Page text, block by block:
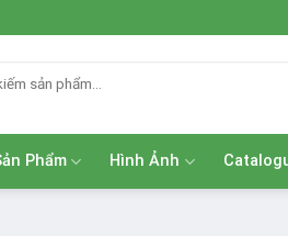
Phẩm Hình Ảnh